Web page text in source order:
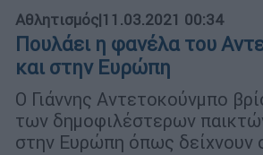
Αθλητισμός|11.03.2021 00:34
Πουλάει η φανέλα του
και στην Ευρώπη
Ο Γιάννης Αντετοκούνμπο
των δημοφιλέστερων
στην Ευρώπη όπως δείχνουν